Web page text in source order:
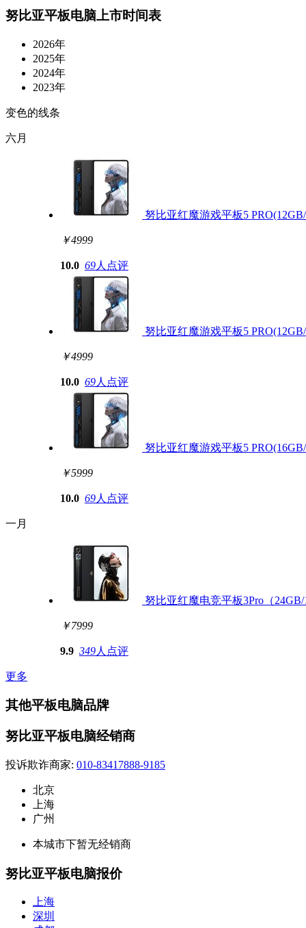
努比亚平板电脑上市时间表
2026年
2025年
2024年
2023年
变色的线条
六月
努比亚红魔游戏平板5
￥4999
10.0 69人点评
努比亚红魔游戏平板5
￥4999
10.0 69人点评
努比亚红魔游戏平板5
￥5999
10.0 69人点评
一月
努比亚红魔电竞平板3Pro（
￥7999
9.9 349人点评
更多
其他平板电脑品牌
努比亚平板电脑经销商
投诉欺诈商家: 010-83417888-9185
北京
上海
广州
本城市下暂无经销商
努比亚平板电脑报价
上海
深圳